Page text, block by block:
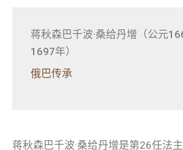
蒋秋森巴千波·桑给丹增（公元
1697年）
俄巴传承
蒋秋森巴千波·桑给丹增是第26任法主